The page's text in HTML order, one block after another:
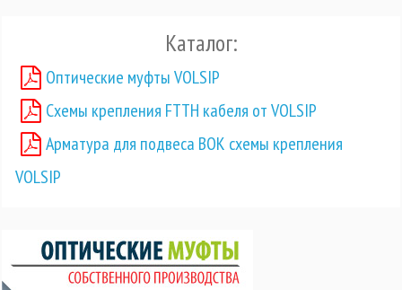
Каталог:
Оптические муфты VOLSIP
Схемы крепления FTTH кабеля от VOLSIP
Арматура для подвеса ВОК схемы крепления
VOLSIP